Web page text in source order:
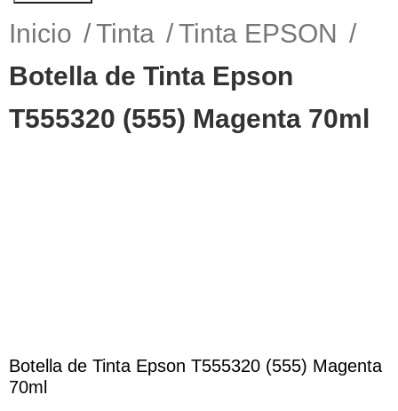
Inicio Tinta
Tinta EPSON
Botella de Tinta Epson
T555320 (555) Magenta 70ml
Botella de Tinta Epson T555320 (555) Magenta
70ml